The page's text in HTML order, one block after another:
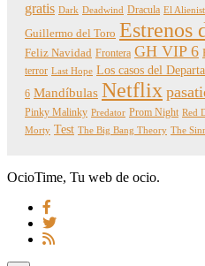
gratis Dark Deadwind Dracula El
Guillermo del Toro Estrenos
Feliz Navidad Frontera GH VIP 6
terror Last Hope Los casos del
6 Mandíbulas Netflix
Pinky Malinky Predator Prom Night Red
Morty Test The Big Bang Theory The
OcioTime, Tu web de ocio.